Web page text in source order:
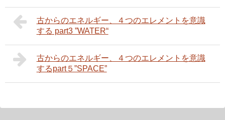
古からのエネルギー、４つのエレメントを意識
する part3 ”WATER“
古からのエネルギー、４つのエレメントを意識
するpart５”SPACE”